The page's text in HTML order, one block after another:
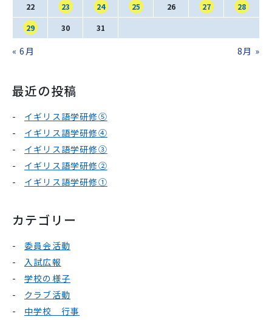
22 23 24 25 26 27 28
29 30 31
« 6月 8月 »
最近の投稿
イギリス語学研修⑤
イギリス語学研修④
イギリス語学研修③
イギリス語学研修②
イギリス語学研修①
カテゴリー
委員会活動
入試広報
学校の様子
クラブ活動
中学校 行事